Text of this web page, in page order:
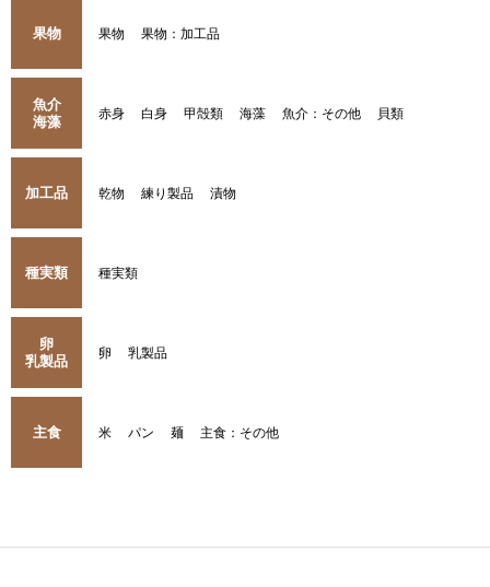
果物 果物 果物：加工品
魚介
海藻
赤身 白身 甲殻類 海藻 魚介：その他 貝類
加工品 乾物 練り製品 漬物
種実類 種実類
卵
乳製品
卵 乳製品
主食 米 パン 麺 主食：その他